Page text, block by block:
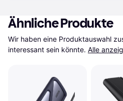
Ähnliche Produkte
Wir haben eine Produktauswahl
interessant sein könnte. Alle